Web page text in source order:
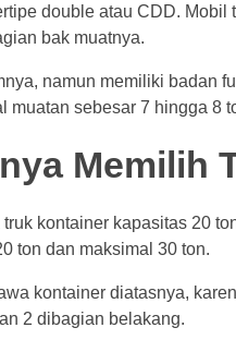
double atau CDD.
bak muatnya.
namun memiliki badan
muatan sebesar 7 hingga 8
Memilih
kontainer kapasitas 20
ton dan maksimal 30 ton.
kontainer diatasnya,
2 dibagian belakang.